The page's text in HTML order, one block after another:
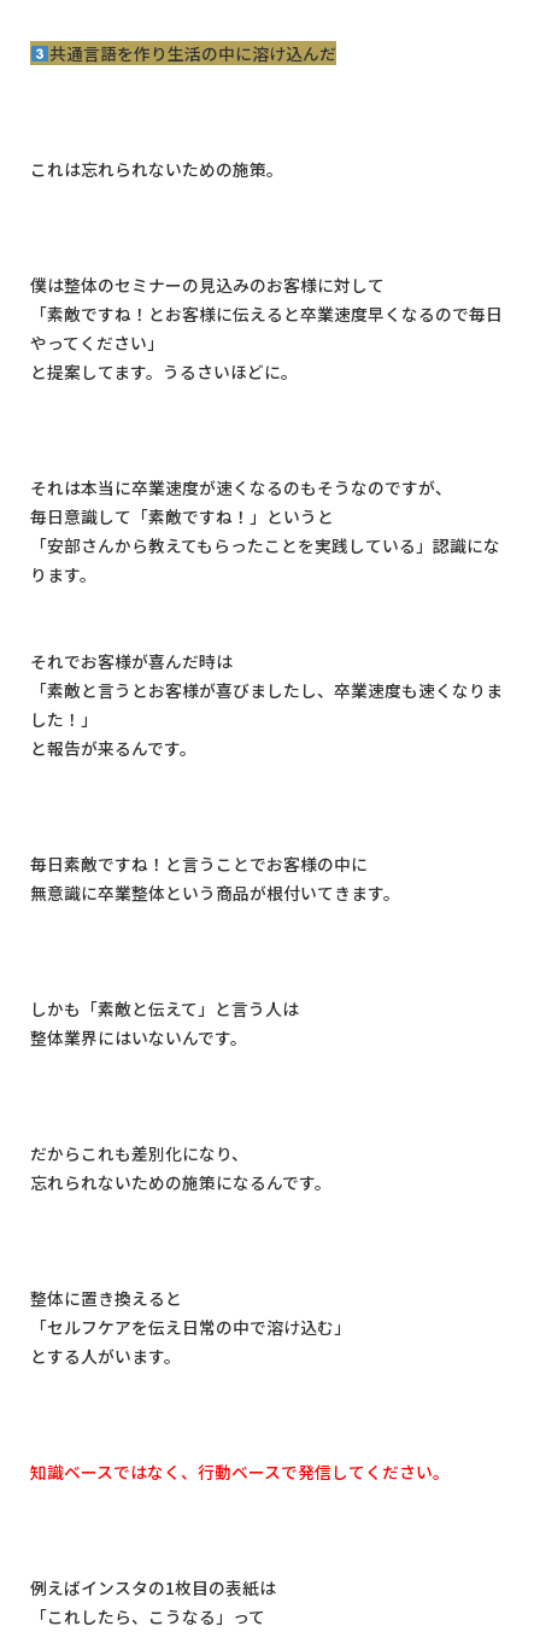
共通言語を作り生活の中に溶け込んだ
これは忘れられないための施策。
僕は整体のセミナーの見込みのお客様に対して
「素敵ですね！とお客様に伝えると卒業速度早くなるので毎日
やってください」
と提案してます。うるさいほどに。
それは本当に卒業速度が速くなるのもそうなのですが、
毎日意識して「素敵ですね！」というと
「安部さんから教えてもらったことを実践している」認識にな
ります。
それでお客様が喜んだ時は
「素敵と言うとお客様が喜びましたし、卒業速度も速くなりま
した！」
と報告が来るんです。
毎日素敵ですね！と言うことでお客様の中に
無意識に卒業整体という商品が根付いてきます。
しかも「素敵と伝えて」と言う人は
整体業界にはいないんです。
だからこれも差別化になり、
忘れられないための施策になるんです。
整体に置き換えると
「セルフケアを伝え日常の中で溶け込む」
とする人がいます。
知識ベースではなく、行動ベースで発信してください。
例えばインスタの1枚目の表紙は
「これしたら、こうなる」って